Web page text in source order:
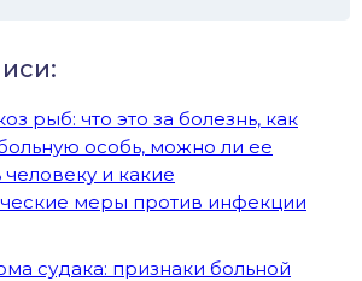
рыб: что это за болезнь, как
особь, можно ли ее
человеку и какие
меры против инфекции
судака: признаки больной